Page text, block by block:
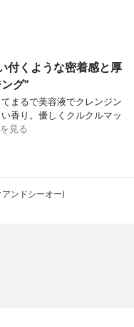
付くような密着感と厚
グ”
まるで美容液でクレンジン
香り。優しくクルクルマッ
見る
ンドシーオー)